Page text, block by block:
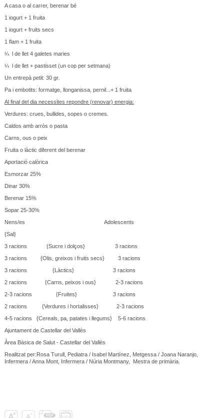
A casa o al carrer, berenar bé
1 iogurt + 1 fruita
1 iogurt + fruits secs
1 flam + 1 fruita
¼ l de llet 4 galetes maries
¼ l de llet + pastisset (un cop per setmana)
Un entrepà petit: 30 gr.
Pa i embotits: formatge, llonganissa, pernil...+ 1 fruita
Al final del dia necessites repondre (renovar) energia:
Verdures: crues, bullides, sopes o cremes.
Caldos amb arròs o pasta
Carns, ous o peix
Fruita o làctic diferent del berenar
Aportació calòrica
Esmorzar 25%
Dinar 30%
Berenar 15%
Sopar 25-30%
Nens/es Adolescents
{Sal}
3 racions {Sucre i dolços} 3 racions
3 racions {Olis, greixos i fruits secs} 3 racions
3 racions {Làctics} 3 racions
2 racions {Carns, peixos i ous} 2-3 racions
2-3 racions {Fruites} 3 racions
2 racions {Verdures i hortalisses} 2-3 racions
4-5 racions {Cereals, pa, patates i llegums} 5-6 racions
Ajuntament de Castellar del Vallès
Àrea Bàsica de Salut - Castellar del Vallès
Realitzat per:Rosa Turull, Pediatra / Isabel Martínez, Metgessa / Joana Naranjo,
Infermera / Anna Mont, Infermera / Núria Montmany, Mestra de primària.